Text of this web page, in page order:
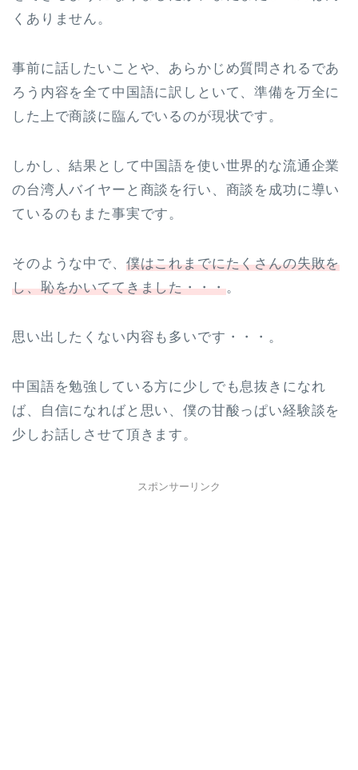
くありません。
事前に話したいことや、あらかじめ質問されるであ
ろう内容を全て中国語に訳しといて、準備を万全に
した上で商談に臨んでいるのが現状です。
しかし、結果として中国語を使い世界的な流通企業
の台湾人バイヤーと商談を行い、商談を成功に導い
ているのもまた事実です。
そのような中で、 僕はこれまでにたくさんの失敗を
し、恥をかいててきました・・・。
思い出したくない内容も多いです・・・。
中国語を勉強している方に少しでも息抜きになれ
ば、自信になればと思い、僕の甘酸っぱい経験談を
少しお話しさせて頂きます。
スポンサーリンク